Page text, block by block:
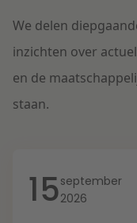
We delen
inzichten over
en de
staan.
15september
2026